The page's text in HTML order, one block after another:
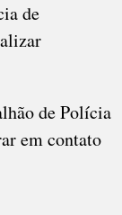
de
de Polícia
em contato